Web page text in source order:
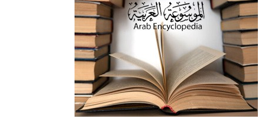
- هل تعلم أن المرجان إفراز حيواني يتكون في البحر ويتركب
من مادة كربونات الكلسيوم، وهو أحمر أو شديد الحمرة وهو
أجود أنواعه، ويمتاز بكبر الحجم ويسمى الش